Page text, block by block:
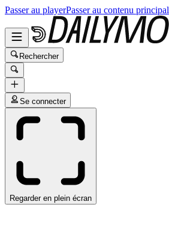
Passer au playerPasser au contenu principal
Rechercher
Se connecter
Regarder en plein écran